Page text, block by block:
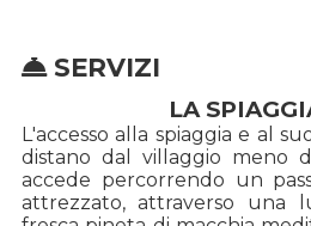
SERVIZI
LA
L'accesso alla spiaggia e al
distano dal villaggio meno
accede percorrendo un
attrezzato, attraverso una